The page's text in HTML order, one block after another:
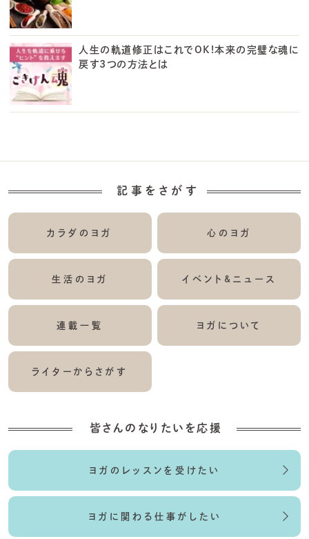
人生の軌道修正はこれでOK!本来の完璧な魂に
戻す3つの方法とは
記事をさがす
カラダのヨガ 心のヨガ
生活のヨガ イベント&ニュース
連載一覧 ヨガについて
ライターからさがす
皆さんのなりたいを応援
ヨガのレッスンを受けたい
ヨガに関わる仕事がしたい